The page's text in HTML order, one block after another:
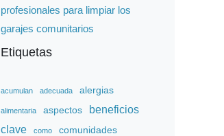
profesionales para limpiar los
garajes comunitarios
Etiquetas
acumulan adecuada alergias
alimentaria aspectos
beneficios
clave
como comunidades